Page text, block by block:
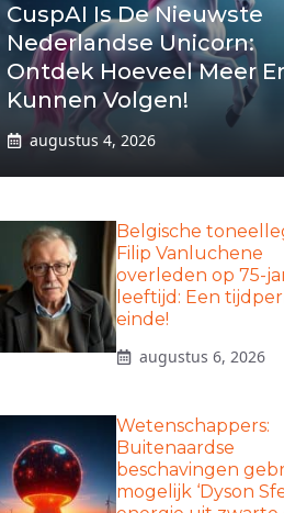
CuspAI Is De Nieuwste
Nederlandse Unicorn:
Ontdek Hoeveel Meer Er
Kunnen Volgen!
augustus 4, 2026
Belgische
Filip Vanluchene
overleden op 75-
leeftijd: Een
einde!
augustus 6, 2026
Wetenschappers:
Buitenaardse
beschavingen
mogelijk ‘Dyson